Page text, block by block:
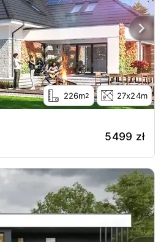
226m2 27x24m
5499 zł